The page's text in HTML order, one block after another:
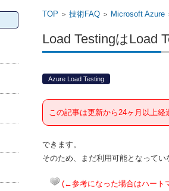
TOP > 技術FAQ> Microsoft Azure
Load TestingはLoad
Azure Load Testing
この記事は更新から24ヶ月以上経
できます。
そのため、まだ利用可能となって
(←参考になった場合はハート